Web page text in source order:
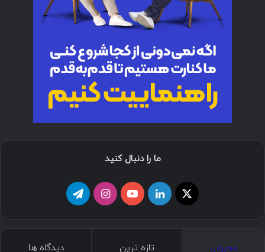
ما را دنبال کنید
محبوب تازه ترین دیدگاه ها